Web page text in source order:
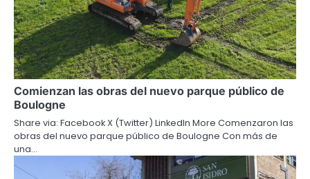
Comienzan las obras del nuevo parque público de
Boulogne
Share via: Facebook X (Twitter) LinkedIn More Comenzaron las
obras del nuevo parque público de Boulogne Con más de
una…